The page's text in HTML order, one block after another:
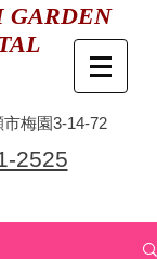
GARDEN
梅園3-14-72
2525